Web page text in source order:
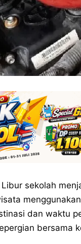
sekolah
dan waktu
bersama